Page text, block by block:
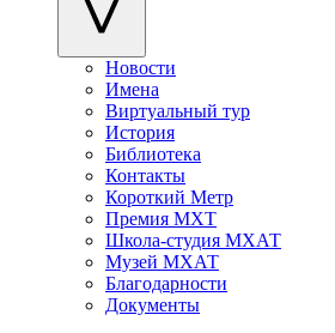
Новости
Имена
Виртуальный тур
История
Библиотека
Контакты
Короткий Метр
Премия МХТ
Школа-студия МХАТ
Музей МХАТ
Благодарности
Документы